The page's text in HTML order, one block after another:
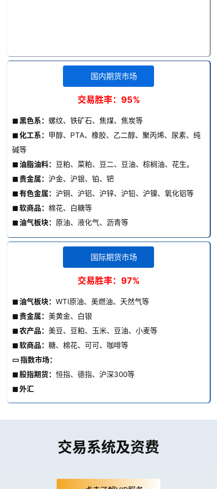
国内期货市场
交易胜率：95%
◼ 黑色系： 螺纹、铁矿石、焦煤、焦炭等
◼ 化工系： 甲醇、PTA、橡胶、乙二醇、聚丙烯、尿素、纯
碱等
◼ 油脂油料： 豆粕、菜粕、豆二、豆油、棕榈油、花生。
◼ 贵金属： 沪金、沪银、铂、钯
◼ 有色金属： 沪铜、沪铝、沪锌、沪铅、沪镍、氧化铝等
◼ 软商品： 棉花、白糖等
◼ 油气板块： 原油、液化气、沥青等
国际期货市场
交易胜率：97%
◼ 油气板块： WTI原油、美燃油、天然气等
◼ 贵金属： 美黄金、白银
◼ 农产品： 美豆、豆粕、玉米、豆油、小麦等
◼ 软商品： 糖、棉花、可可、咖啡等
▭ 指数市场：
◼ 股指期货： 恒指、德指、沪深300等
◼ 外汇
交易系统及资费